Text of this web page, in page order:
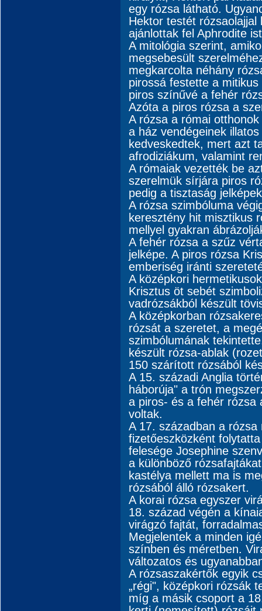
egy rózsa látható.
Hektor testét
ajánlottak fel Aphrodite
A mitológia szerint,
megsebesült
megkarcolta néhány
pirossá festette a
piros színűvé a fehér
Azóta a piros rózsa a
A rózsa a római
a ház vendégeinek
kedveskedtek, mert azt
afrodiziákum, valamint
A rómaiak vezették be
szerelmük sírjára piros
pedig a tisztaság
A rózsa szimbóluma
keresztény hit misztikus
mellyel gyakran
A fehér rózsa a szűz
jelképe. A piros rózsa
emberiség iránti
A középkori
Krisztus öt sebét
vadrózsákból készült
A középkorban
rózsát a szeretet, a
szimbólumának
készült rózsa-ablak
150 szárított rózsából
A 15. századi Anglia
háborúja" a trón
a piros- és a fehér rózsa
voltak.
A 17. században a rózsa
fizetőeszközként
felesége Josephine
a különböző
kastélya mellett ma is
rózsából álló rózsakert.
A korai rózsa egyszer
18. század végén a
virágzó fajtát,
Megjelentek a minden
színben és méretben.
változatos és
A rózsaszakértők egyik
„régi", középkori rózsák
míg a másik csoport a